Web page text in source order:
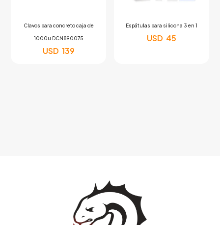
Clavos para concreto caja de
1000u DCN890075
USD 139
Espátulas para silicona 3 en 1
USD 45